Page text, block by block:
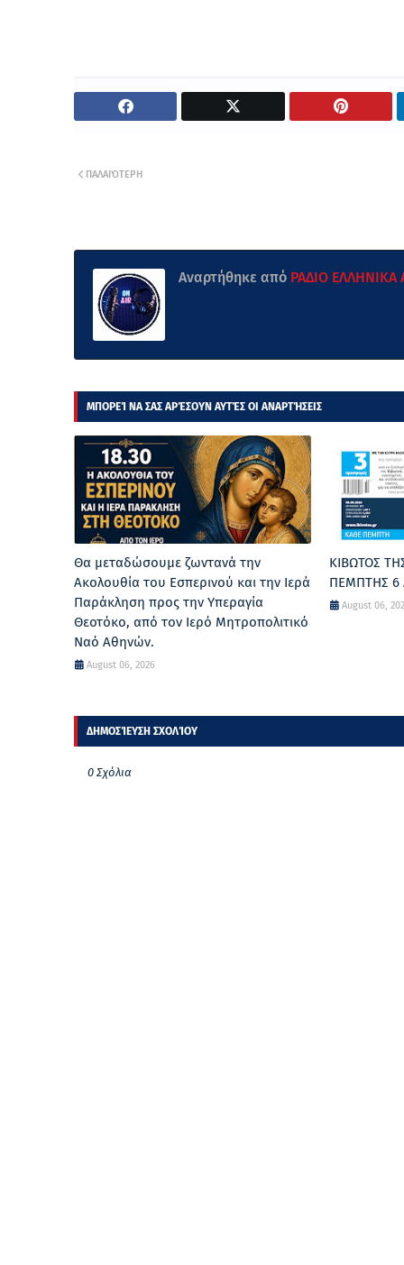
ΠΑΛΑΙΌΤΕΡΗ
Αναρτήθηκε από ΡΑΔΙΟ ΕΛΛΗΝΙΚΑ
ΜΠΟΡΕΊ ΝΑ ΣΑΣ ΑΡΈΣΟΥΝ ΑΥΤΈΣ ΟΙ ΑΝΑΡΤΉΣΕΙΣ
Θα μεταδώσουμε ζωντανά την
Ακολουθία του Εσπερινού και την Ιερά
Παράκληση προς την Υπεραγία
Θεοτόκο, από τον Ιερό Μητροπολιτικό
Ναό Αθηνών.
August 06, 2026
ΚΙΒΩΤΟΣ
ΠΕΜΠΤΗΣ 6
August 06,
ΔΗΜΟΣΊΕΥΣΗ ΣΧΟΛΊΟΥ
0 Σχόλια